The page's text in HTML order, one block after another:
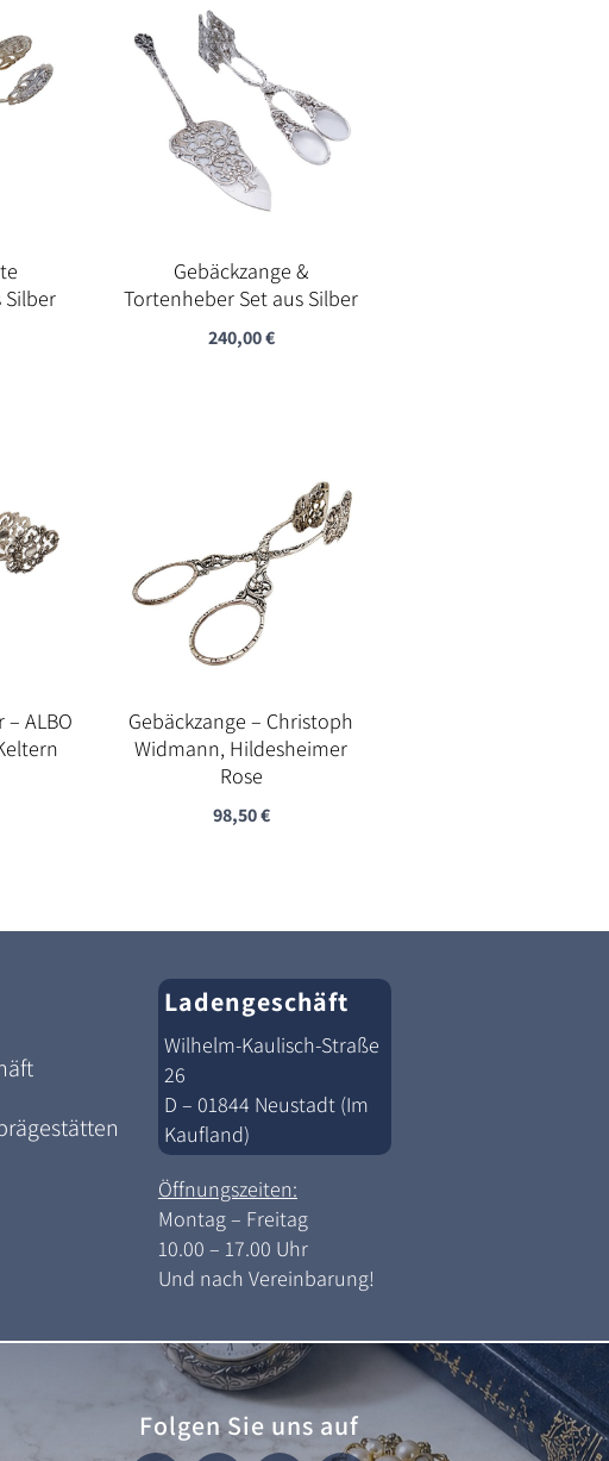
Silber
Gebäckzange &
Tortenheber Set aus Silber
240,00€
– ALBO
Gebäckzange – Christoph
Widmann, Hildesheimer
Rose
98,50€
Ladengeschäft
Wilhelm-Kaulisch-Straße
26
D – 01844 Neustadt (Im
Kaufland)
Öffnungszeiten:
Montag – Freitag
10.00 – 17.00 Uhr
Und nach Vereinbarung!
Folgen Sie uns auf